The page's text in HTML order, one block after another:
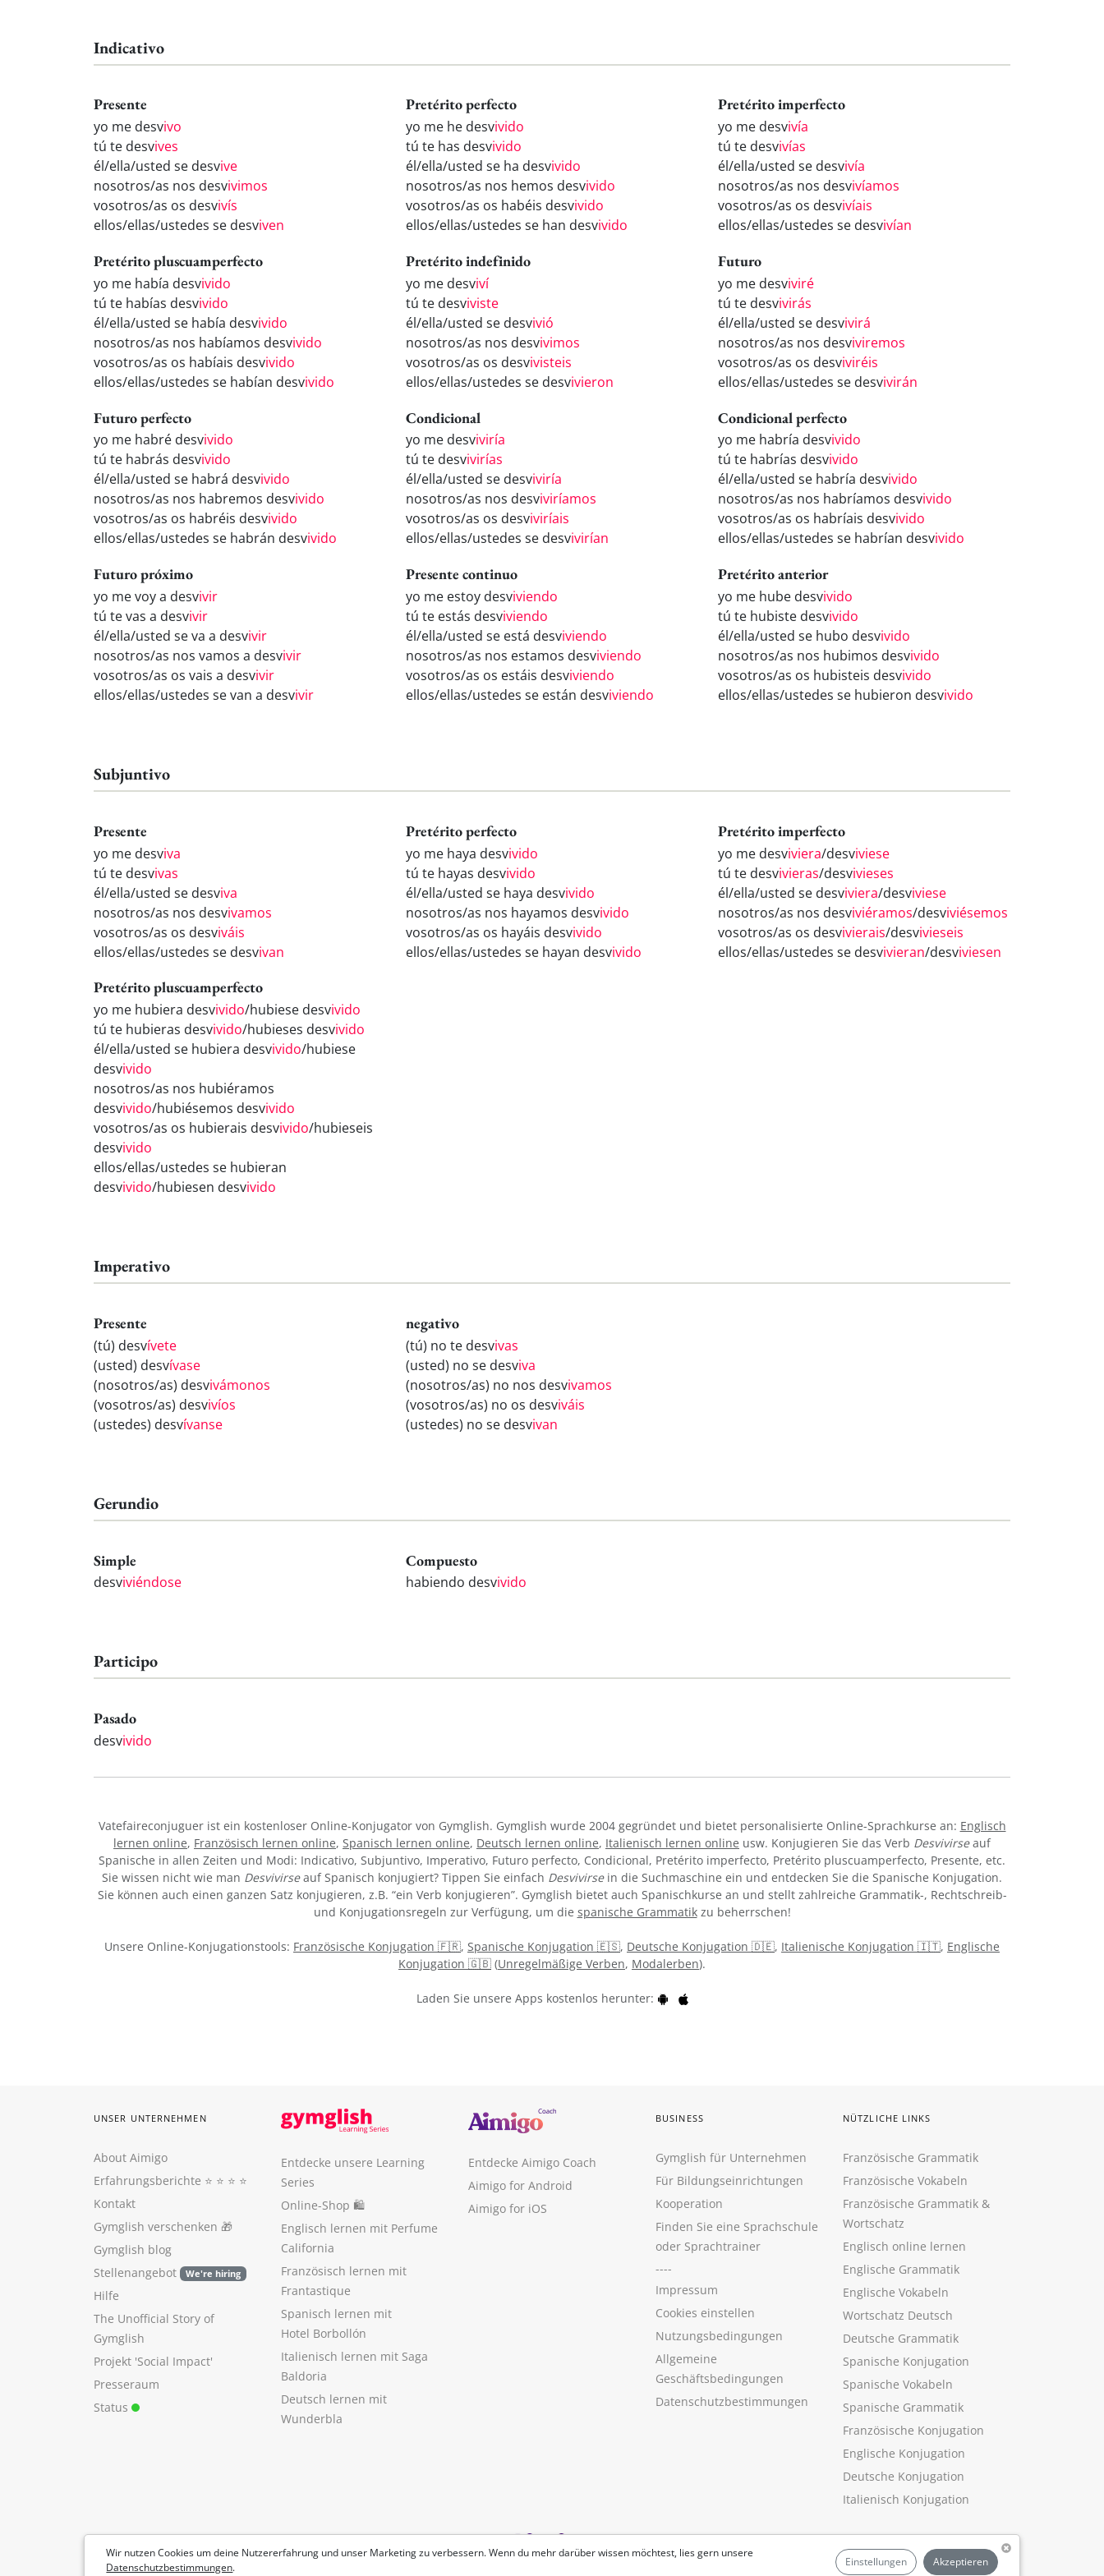
Indicativo
Presente
yo me desvivo
tú te desvives
él/ella/usted se desvive
nosotros/as nos desvivimos
vosotros/as os desvivís
ellos/ellas/ustedes se desviven
Pretérito perfecto
yo me he desvivido
tú te has desvivido
él/ella/usted se ha desvivido
nosotros/as nos hemos desvivido
vosotros/as os habéis desvivido
ellos/ellas/ustedes se han desvivido
Pretérito imperfecto
yo me desvivía
tú te desvivías
él/ella/usted se desvivía
nosotros/as nos desvivíamos
vosotros/as os desvivíais
ellos/ellas/ustedes se desvivían
Pretérito pluscuamperfecto
yo me había desvivido
tú te habías desvivido
él/ella/usted se había desvivido
nosotros/as nos habíamos desvivido
vosotros/as os habíais desvivido
ellos/ellas/ustedes se habían desvivido
Pretérito indefinido
yo me desviví
tú te desviviste
él/ella/usted se desvivió
nosotros/as nos desvivimos
vosotros/as os desvivisteis
ellos/ellas/ustedes se desvivieron
Futuro
yo me desviviré
tú te desvivirás
él/ella/usted se desvivirá
nosotros/as nos desviviremos
vosotros/as os desviviréis
ellos/ellas/ustedes se desvivirán
Futuro perfecto
yo me habré desvivido
tú te habrás desvivido
él/ella/usted se habrá desvivido
nosotros/as nos habremos desvivido
vosotros/as os habréis desvivido
ellos/ellas/ustedes se habrán desvivido
Condicional
yo me desviviría
tú te desvivirías
él/ella/usted se desviviría
nosotros/as nos desviviríamos
vosotros/as os desviviríais
ellos/ellas/ustedes se desvivirían
Condicional perfecto
yo me habría desvivido
tú te habrías desvivido
él/ella/usted se habría desvivido
nosotros/as nos habríamos desvivido
vosotros/as os habríais desvivido
ellos/ellas/ustedes se habrían desvivido
Futuro próximo
yo me voy a desvivir
tú te vas a desvivir
él/ella/usted se va a desvivir
nosotros/as nos vamos a desvivir
vosotros/as os vais a desvivir
ellos/ellas/ustedes se van a desvivir
Presente continuo
yo me estoy desviviendo
tú te estás desviviendo
él/ella/usted se está desviviendo
nosotros/as nos estamos desviviendo
vosotros/as os estáis desviviendo
ellos/ellas/ustedes se están desviviendo
Pretérito anterior
yo me hube desvivido
tú te hubiste desvivido
él/ella/usted se hubo desvivido
nosotros/as nos hubimos desvivido
vosotros/as os hubisteis desvivido
ellos/ellas/ustedes se hubieron desvivido
Subjuntivo
Presente
yo me desviva
tú te desvivas
él/ella/usted se desviva
nosotros/as nos desvivamos
vosotros/as os desviváis
ellos/ellas/ustedes se desvivan
Pretérito perfecto
yo me haya desvivido
tú te hayas desvivido
él/ella/usted se haya desvivido
nosotros/as nos hayamos desvivido
vosotros/as os hayáis desvivido
ellos/ellas/ustedes se hayan desvivido
Pretérito imperfecto
yo me desviviera/desviviese
tú te desvivieras/desvivieses
él/ella/usted se desviviera/desviviese
nosotros/as nos desviviéramos/desviviésemos
vosotros/as os desvivierais/desvivieseis
ellos/ellas/ustedes se desvivieran/desviviesen
Pretérito pluscuamperfecto
yo me hubiera desvivido/hubiese desvivido
tú te hubieras desvivido/hubieses desvivido
él/ella/usted se hubiera desvivido/hubiese
desvivido
nosotros/as nos hubiéramos
desvivido/hubiésemos desvivido
vosotros/as os hubierais desvivido/hubieseis
desvivido
ellos/ellas/ustedes se hubieran
desvivido/hubiesen desvivido
Imperativo
Presente
(tú) desvívete
(usted) desvívase
(nosotros/as) desvivámonos
(vosotros/as) desvivíos
(ustedes) desvívanse
negativo
(tú) no te desvivas
(usted) no se desviva
(nosotros/as) no nos desvivamos
(vosotros/as) no os desviváis
(ustedes) no se desvivan
Gerundio
Simple
desviviéndose
Compuesto
habiendo desvivido
Participo
Pasado
desvivido
Vatefaireconjuguer ist ein kostenloser Online-Konjugator von Gymglish. Gymglish wurde 2004 gegründet und bietet personalisierte Online-Sprachkurse an: Englisch
lernen online, Französisch lernen online, Spanisch lernen online, Deutsch lernen online, Italienisch lernen online usw. Konjugieren Sie das Verb Desvivirseauf
Spanische in allen Zeiten und Modi: Indicativo, Subjuntivo, Imperativo, Futuro perfecto, Condicional, Pretérito imperfecto, Pretérito pluscuamperfecto, Presente, etc.
Sie wissen nicht wie man Desvivirseauf Spanisch konjugiert? Tippen Sie einfach Desvivirsein die Suchmaschine ein und entdecken Sie die Spanische Konjugation.
Sie können auch einen ganzen Satz konjugieren, z.B. “ein Verb konjugieren”. Gymglish bietet auch Spanischkurse an und stellt zahlreiche Grammatik-, Rechtschreib-
und Konjugationsregeln zur Verfügung, um die spanische Grammatikzu beherrschen!
Unsere Online-Konjugationstools: Französische Konjugation 🇫🇷, Spanische Konjugation 🇪🇸, Deutsche Konjugation 🇩🇪, Italienische Konjugation 🇮🇹, Englische
Konjugation 🇬🇧 (Unregelmäßige Verben, Modalerben).
Laden Sie unsere Apps kostenlos herunter:
Wir nutzen Cookies um deine Nutzererfahrung und unser Marketing zu verbessern. Wenn du mehr darüber wissen möchtest, lies gern unsere
Datenschutzbestimmungen. Einstellungen Akzeptieren
UNSER UNTERNEHMEN
About Aimigo
Erfahrungsberichte ⭐️ ⭐️ ⭐️ ⭐️
Kontakt
Gymglish verschenken 🎁
Gymglish blog
Stellenangebot
We're hiring
Hilfe
The Unofficial Story of
Gymglish
Projekt 'Social Impact'
Presseraum
Status
Entdecke unsere Learning
Series
Online-Shop 🛍
Englisch lernen mit Perfume
California
Französisch lernen mit
Frantastique
Spanisch lernen mit
Hotel Borbollón
Italienisch lernen mit Saga
Baldoria
Deutsch lernen mit
Wunderbla
Entdecke Aimigo Coach
Aimigo for Android
Aimigo for iOS
BUSINESS
Gymglish für Unternehmen
Für Bildungseinrichtungen
Kooperation
Finden Sie eine Sprachschule
oder Sprachtrainer
----
Impressum
Cookies einstellen
Nutzungsbedingungen
Allgemeine
Geschäftsbedingungen
Datenschutzbestimmungen
NÜTZLICHE LINKS
Französische Grammatik
Französische Vokabeln
Französische Grammatik &
Wortschatz
Englisch online lernen
Englische Grammatik
Englische Vokabeln
Wortschatz Deutsch
Deutsche Grammatik
Spanische Konjugation
Spanische Vokabeln
Spanische Grammatik
Französische Konjugation
Englische Konjugation
Deutsche Konjugation
Italienisch Konjugation